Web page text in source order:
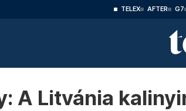
TELEX AFTER G7
A Litvánia